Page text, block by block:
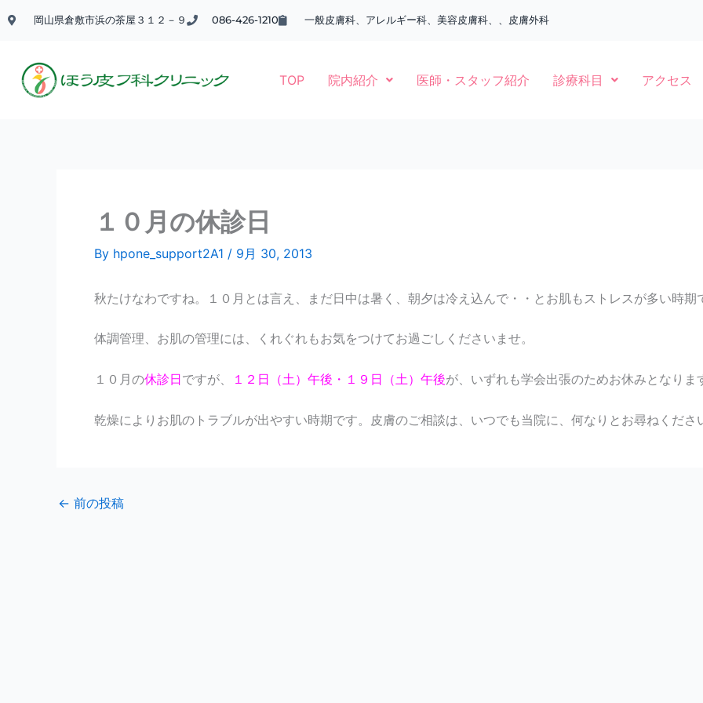
容
岡山県倉敷市浜の茶屋３１２－９ 086-426-1210 一般皮膚科、アレルギー科、美容皮膚科、、皮膚外科
TOP 院内紹介 医師・スタッフ紹介 診療科目 アクセス
１０月の休診日
By hpone_support2A1 / 9月 30, 2013
秋たけなわですね。１０月とは言え、まだ日中は暑く、朝夕は冷え込んで・・とお肌もストレスが多い時期
体調管理、お肌の管理には、くれぐれもお気をつけてお過ごしくださいませ。
１０月の休診日ですが、 １２日（土）午後・１９日（土）午後が、いずれも学会出張のためお休みとなり
乾燥によりお肌のトラブルが出やすい時期です。皮膚のご相談は、いつでも当院に、何なりとお尋ねくださ
← 前の投稿